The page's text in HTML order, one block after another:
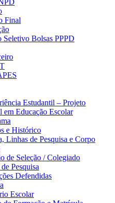
Final
Seletivo Bolsas PPPD
Estudantil – Projeto
em Educação Escolar
e Histórico
Linhas de Pesquisa e Corpo
de Seleção / Colegiado
Pesquisa
Defendidas
Escolar